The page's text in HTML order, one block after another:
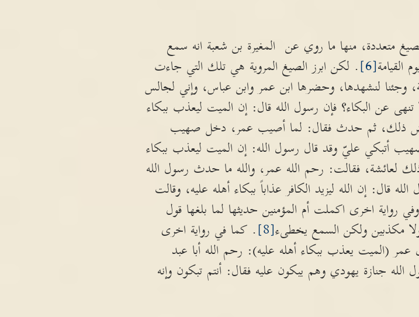
متعددة، منها ما روي عن المغيرة بن شعبة انه سمع
القيامة[6]
. لكن ابرز الصيغ المروية هي تلك التي جاءت
وجئنا لنشهدها، وحضرها ابن عمر وابن عباس، وإني لجالس
عن البكاء؟ فإن رسول الله قال: إن الميت ليعذب ببكاء
ذلك، ثم حدث فقال: لما أصيب عمر، دخل صهيب
أتبكي عليّ وقد قال رسول الله: إن الميت ليعذب ببكاء
لعائشة، فقالت: رحم الله عمر، والله ما حدث رسول الله
قال: إن الله ليزيد الكافر عذاباً ببكاء أهله عليه، وقالت
رواية اخرى اكملت أم المؤمنين حديثها لما بلغها قول
مكذبين ولكن السمع يخطىء[8]
. كما في رواية اخرى
(الميت يعذب ببكاء أهله عليه): رحم الله أبا عبد
جنازة يهودي وهم يبكون عليه فقال: أنتم تبكون وإنه